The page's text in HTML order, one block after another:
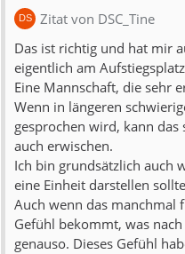
Zitat von DSC_Tine
Das ist richtig und hat mir
eigentlich am
Eine Mannschaft, die sehr
Wenn in längeren
gesprochen wird, kann
auch erwischen.
Ich bin grundsätzlich auch
eine Einheit darstellen
Auch wenn das manchmal
Gefühl bekommt, was
genauso. Dieses Gefühl